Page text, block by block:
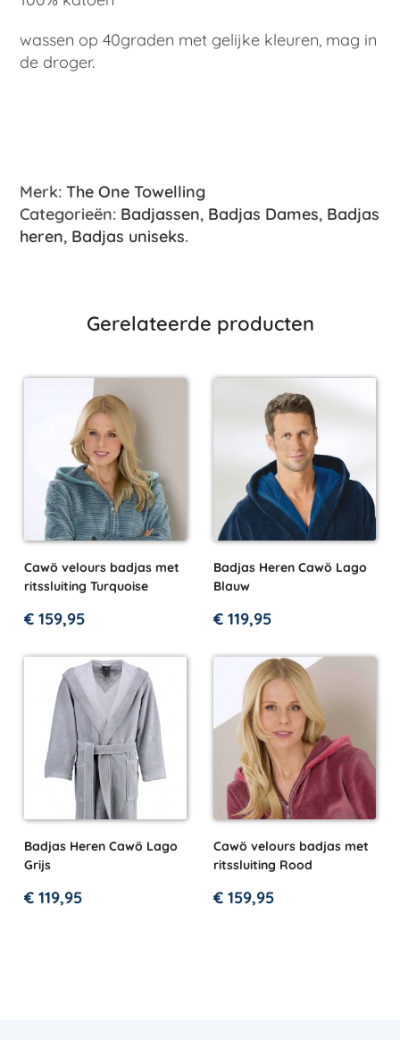
wassen op 40graden met gelijke kleuren, mag in
de droger.
Merk:The One Towelling
Categorieën: Badjassen, Badjas Dames, Badjas
heren, Badjas uniseks.
Gerelateerde producten
Cawö velours badjas met
ritssluiting Turquoise
€ 159,95
Badjas Heren Cawö Lago
Blauw
€ 119,95
Badjas Heren Cawö Lago
Grijs
€ 119,95
Cawö velours badjas met
ritssluiting Rood
€ 159,95